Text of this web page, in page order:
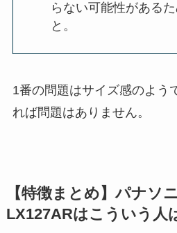
らない可能性がある
と。
1番の問題はサイズ感のよう
れば問題はありません。
【特徴まとめ】パナソ
LX127ARはこういう人